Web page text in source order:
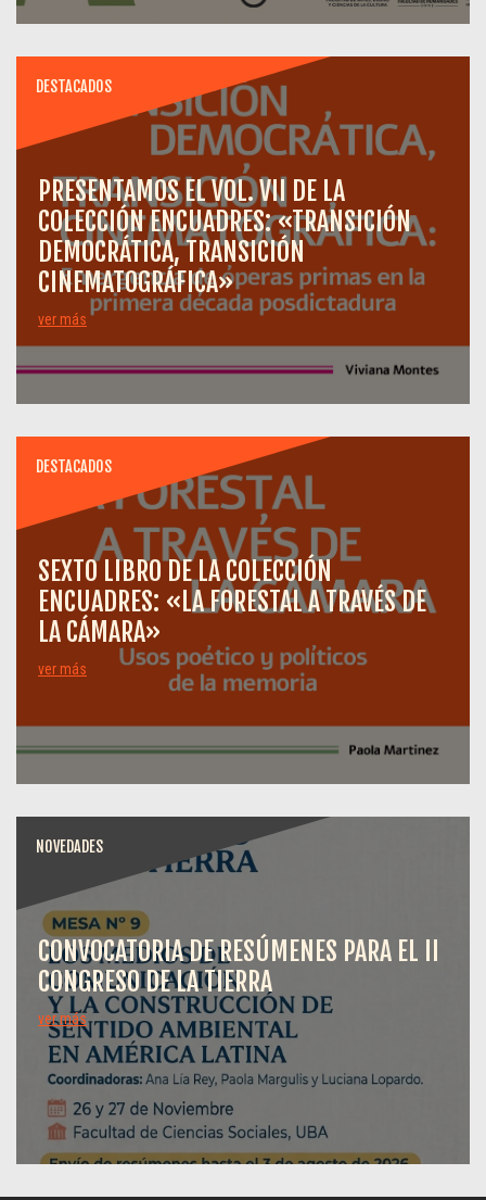
DESTACADOS
PRESENTAMOS EL VOL. VII DE LA
COLECCIÓN ENCUADRES: «TRANSICIÓN
DEMOCRÁTICA, TRANSICIÓN
CINEMATOGRÁFICA»
ver más
DESTACADOS
SEXTO LIBRO DE LA COLECCIÓN
ENCUADRES: «LA FORESTAL A TRAVÉS DE
LA CÁMARA»
ver más
NOVEDADES
CONVOCATORIA DE RESÚMENES PARA EL II
CONGRESO DE LA TIERRA
ver más